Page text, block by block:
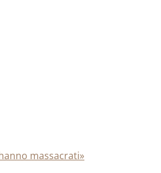
massacrati»